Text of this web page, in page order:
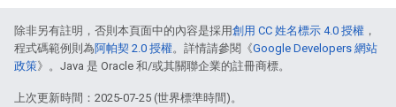
除非另有註明，否則本頁面中的內容是採用創用 CC 姓名標示 4.0 授權 ，
程式碼範例則為阿帕契 2.0 授權。詳情請參閱《Google Developers 網站
政策》。Java 是 Oracle 和/或其關聯企業的註冊商標。
上次更新時間：2025-07-25 (世界標準時間)。